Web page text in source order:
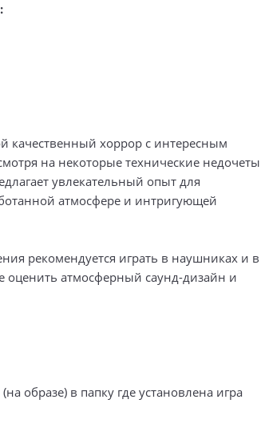
качественный хоррор с интересным
на некоторые технические недочеты
увлекательный опыт для
атмосфере и интригующей
рекомендуется играть в наушниках и в
атмосферный саунд-дизайн и
образе) в папку где установлена игра